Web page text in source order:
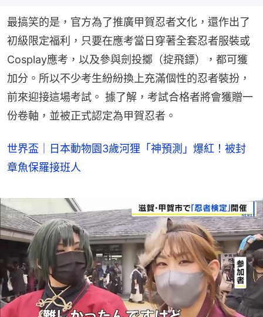
最搞笑的是，官方為了推廣甲賀忍者文化，還作出了
初級限定福利，只要在應考當日穿著全套忍者服裝或
Cosplay應考，以及參與劍投擲（掟飛鏢），都可獲
加分。所以不少考生紛紛換上充滿個性的忍者裝扮，
前來迎接這場考試。 據了解，考試合格者將會獲贈一
份卷軸，並被正式認定為甲賀忍者。
世界盃｜日本動物園3歲河狸「神預測」爆紅！被封
章魚保羅接班人